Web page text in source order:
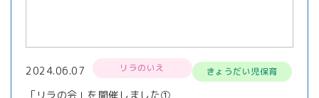
2024.06.07 リラのいえ きょうだい児保育
「リラの会」を開催しました①